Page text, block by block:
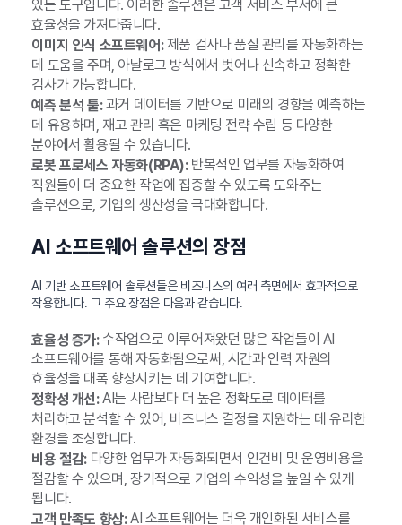
있는 도구입니다. 이러한 솔루션은 고객 서비스 부서에 큰
효율성을 가져다줍니다.
이미지 인식 소프트웨어:제품 검사나 품질 관리를 자동화하는
데 도움을 주며, 아날로그 방식에서 벗어나 신속하고 정확한
검사가 가능합니다.
예측 분석 툴:과거 데이터를 기반으로 미래의 경향을 예측하는
데 유용하며, 재고 관리 혹은 마케팅 전략 수립 등 다양한
분야에서 활용될 수 있습니다.
로봇 프로세스 자동화(RPA):반복적인 업무를 자동화하여
직원들이 더 중요한 작업에 집중할 수 있도록 도와주는
솔루션으로, 기업의 생산성을 극대화합니다.
AI 소프트웨어 솔루션의 장점
AI 기반 소프트웨어 솔루션들은 비즈니스의 여러 측면에서 효과적으로
작용합니다. 그 주요 장점은 다음과 같습니다.
효율성 증가:수작업으로 이루어져왔던 많은 작업들이 AI
소프트웨어를 통해 자동화됨으로써, 시간과 인력 자원의
효율성을 대폭 향상시키는 데 기여합니다.
정확성 개선:AI는 사람보다 더 높은 정확도로 데이터를
처리하고 분석할 수 있어, 비즈니스 결정을 지원하는 데 유리한
환경을 조성합니다.
비용 절감:다양한 업무가 자동화되면서 인건비 및 운영비용을
절감할 수 있으며, 장기적으로 기업의 수익성을 높일 수 있게
됩니다.
고객 만족도 향상:AI 소프트웨어는 더욱 개인화된 서비스를